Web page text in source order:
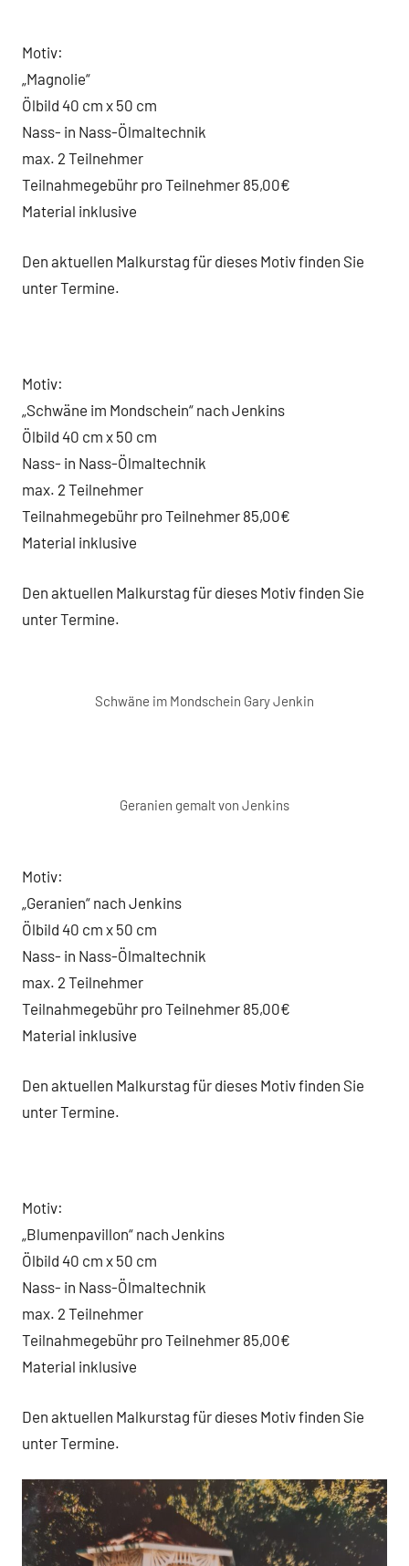
Motiv:
„Magnolie“
Ölbild 40 cm x 50 cm
Nass- in Nass-Ölmaltechnik
max. 2 Teilnehmer
Teilnahmegebühr pro Teilnehmer 85,00€
Material inklusive
Den aktuellen Malkurstag für dieses Motiv finden Sie
unter Termine.
Motiv:
„Schwäne im Mondschein“ nach Jenkins
Ölbild 40 cm x 50 cm
Nass- in Nass-Ölmaltechnik
max. 2 Teilnehmer
Teilnahmegebühr pro Teilnehmer 85,00€
Material inklusive
Den aktuellen Malkurstag für dieses Motiv finden Sie
unter Termine.
Schwäne im Mondschein Gary Jenkin
Geranien gemalt von Jenkins
Motiv:
„Geranien“ nach Jenkins
Ölbild 40 cm x 50 cm
Nass- in Nass-Ölmaltechnik
max. 2 Teilnehmer
Teilnahmegebühr pro Teilnehmer 85,00€
Material inklusive
Den aktuellen Malkurstag für dieses Motiv finden Sie
unter Termine.
Motiv:
„Blumenpavillon“ nach Jenkins
Ölbild 40 cm x 50 cm
Nass- in Nass-Ölmaltechnik
max. 2 Teilnehmer
Teilnahmegebühr pro Teilnehmer 85,00€
Material inklusive
Den aktuellen Malkurstag für dieses Motiv finden Sie
unter Termine.